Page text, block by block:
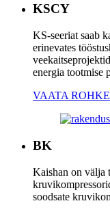
KSCY
KS-seeriat saab
erinevates
energia tootmise
VAATA
BK
Kaishan on välja
soodsate